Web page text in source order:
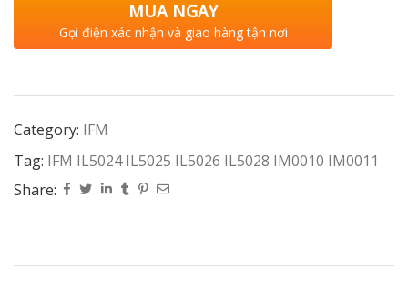
MUA NGAY
Gọi điện xác nhận và giao hàng tận nơi
Category: IFM
Tag: IFM IL5024 IL5025 IL5026 IL5028 IM0010 IM0011
Share: